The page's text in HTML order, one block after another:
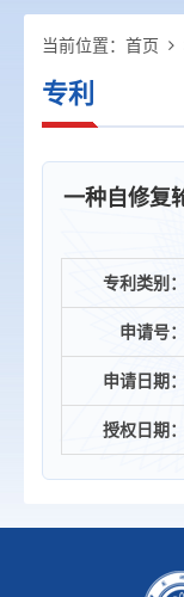
当前位置： 首页
专利
一种自修复
专利类别：
申请号：
申请日期：
授权日期：